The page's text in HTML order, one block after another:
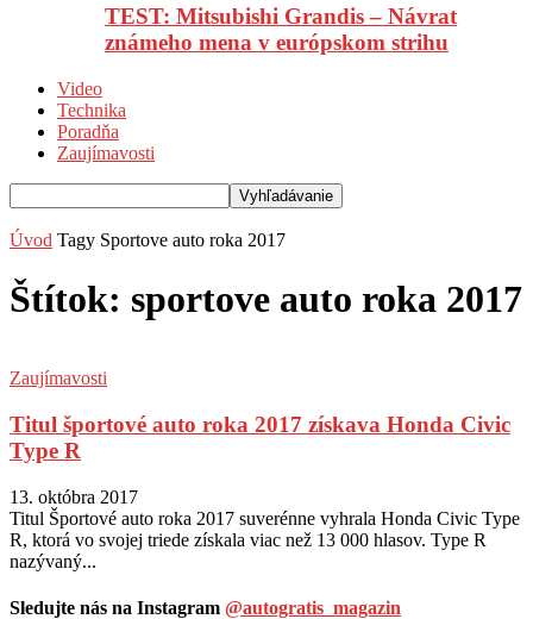
TEST: Mitsubishi Grandis – Návrat
známeho mena v európskom strihu
Video
Technika
Poradňa
Zaujímavosti
Úvod Tagy Sportove auto roka 2017
Štítok: sportove auto roka 2017
Zaujímavosti
Titul športové auto roka 2017 získava Honda Civic
Type R
13. októbra 2017
Titul Športové auto roka 2017 suverénne vyhrala Honda Civic Type
R, ktorá vo svojej triede získala viac než 13 000 hlasov. Type R
nazývaný...
Sledujte nás na Instagram @autogratis_magazin